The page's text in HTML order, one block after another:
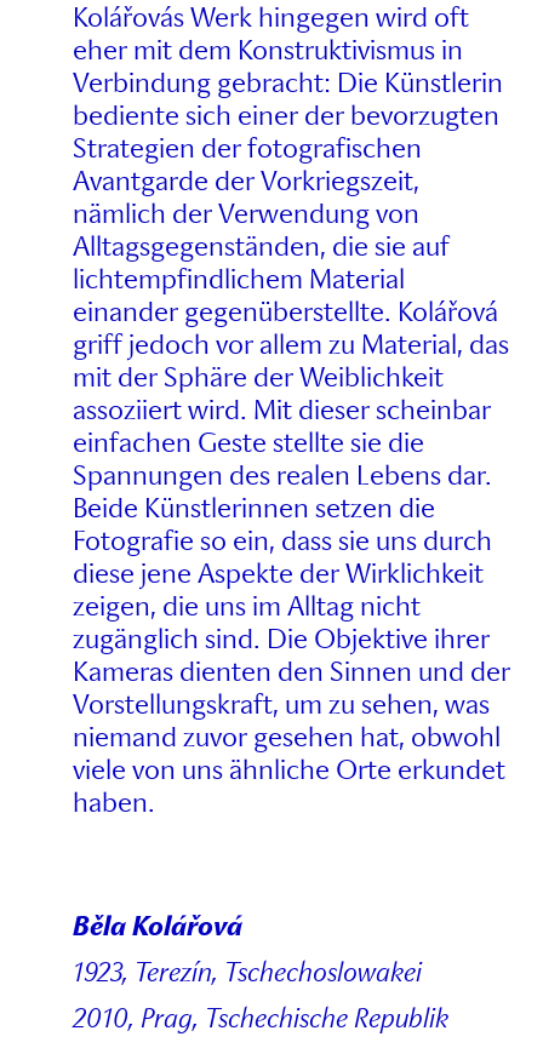
Kolářovás Werk hingegen wird oft
eher mit dem Konstruktivismus in
Verbindung gebracht: Die Künstlerin
bediente sich einer der bevorzugten
Strategien der fotografischen
Avantgarde der Vorkriegszeit,
nämlich der Verwendung von
Alltagsgegenständen, die sie auf
lichtempfindlichem Material
einander gegenüberstellte. Kolářová
griff jedoch vor allem zu Material, das
mit der Sphäre der Weiblichkeit
assoziiert wird. Mit dieser scheinbar
einfachen Geste stellte sie die
Spannungen des realen Lebens dar.
Beide Künstlerinnen setzen die
Fotografie so ein, dass sie uns durch
diese jene Aspekte der Wirklichkeit
zeigen, die uns im Alltag nicht
zugänglich sind. Die Objektive ihrer
Kameras dienten den Sinnen und der
Vorstellungskraft, um zu sehen, was
niemand zuvor gesehen hat, obwohl
viele von uns ähnliche Orte erkundet
haben.
Běla Kolářová
1923, Terezín, Tschechoslowakei
2010, Prag, Tschechische Republik